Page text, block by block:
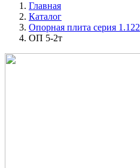
Главная
Каталог
Опорная плита серия 1.122
ОП 5-2т